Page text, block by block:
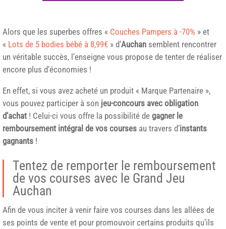
Alors que les superbes offres « Couches Pampers à -70% » et
« Lots de 5 bodies bébé à 8,99€ » d’Auchan semblent rencontrer
un véritable succès, l’enseigne vous propose de tenter de réaliser
encore plus d’économies !
En effet, si vous avez acheté un produit « Marque Partenaire »,
vous pouvez participer à son jeu-concours avec obligation
d’achat ! Celui-ci vous offre la possibilité de gagner le
remboursement intégral de vos courses au travers d’instants
gagnants !
Tentez de remporter le remboursement
de vos courses avec le Grand Jeu
Auchan
Afin de vous inciter à venir faire vos courses dans les allées de
ses points de vente et pour promouvoir certains produits qu’ils